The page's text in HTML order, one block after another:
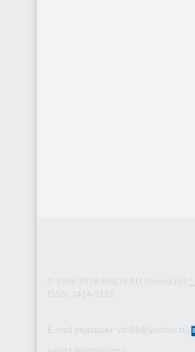
© 1996-2018 INNOV.RU (Иннов.ру) *
ISSN: 2414-5122
E-mail редакции: vzh85@yandex.ru,